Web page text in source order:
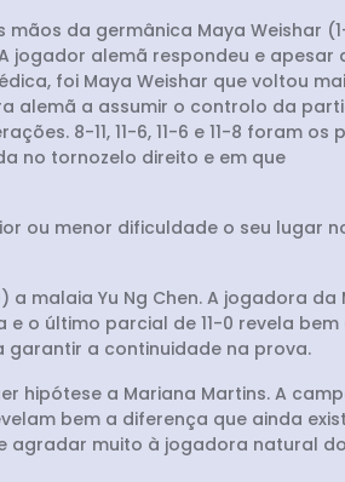
da germânica Maya Weishar
jogador alemã respondeu e apesar
foi Maya Weishar que voltou
alemã a assumir o controlo da
8-11, 11-6, 11-6 e 11-8 foram os
no tornozelo direito e em que
ou menor dificuldade o seu lugar
malaia Yu Ng Chen. A jogadora
o último parcial de 11-0 revela
garantir a continuidade na prova.
hipótese a Mariana Martins. A
bem a diferença que ainda
agradar muito à jogadora natural